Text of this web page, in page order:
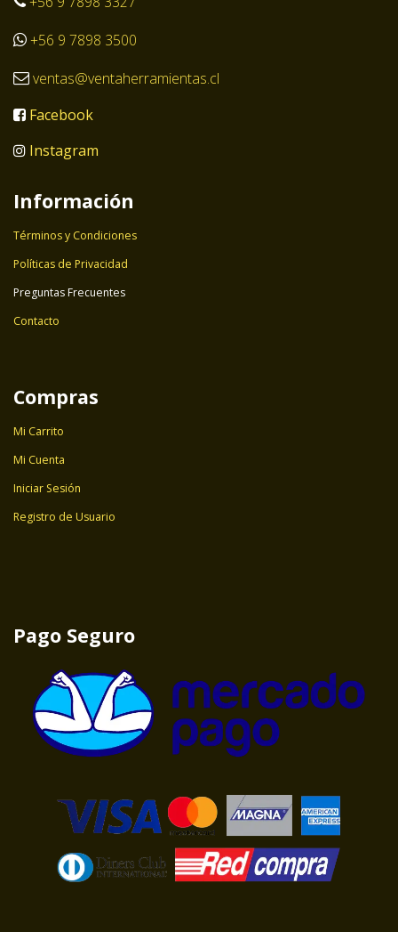
+56 9 7898 3500
ventas@ventaherramientas.cl
Facebook
Instagram
Información
Términos y Condiciones
Políticas de Privacidad
Preguntas Frecuentes
Contacto
Compras
Mi Carrito
Mi Cuenta
Iniciar Sesión
Registro de Usuario
Pago Seguro